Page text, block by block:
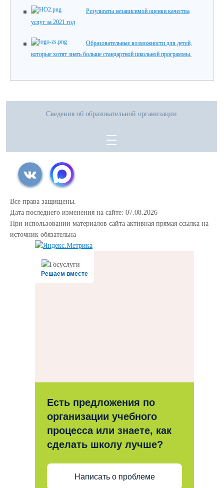
Результаты независимой оценки качества
услуг за 2021 год
Образовательные возможности для детей,
которые хотят знать больше стандартной школьной программы.
Сведения об образовательной организации
Все права защищены.
Дата последнего изменения на сайте: 07.08.2026
При использовании материалов сайта активная прямая ссылка на
источник обязательна
Решаем вместе
Есть предложения по
организации учебного
процесса или знаете, как
сделать школу лучше?
Написать о проблеме